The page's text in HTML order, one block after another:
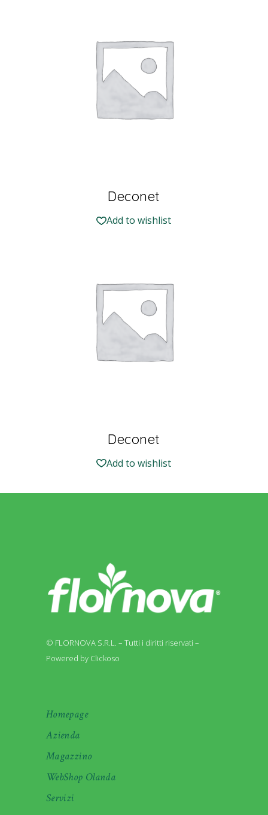
Deconet
Add to wishlist
Deconet
Add to wishlist
© FLORNOVA S.R.L. – Tutti i diritti riservati –
Powered by Clickoso
Homepage
Azienda
Magazzino
WebShop Olanda
Servizi